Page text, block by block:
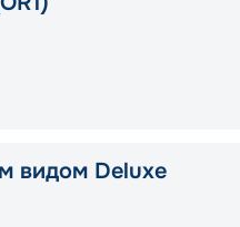
видом Deluxe